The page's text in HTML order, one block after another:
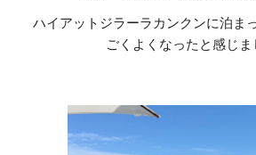
ハイアットジラーラカンクンに泊ま
ごくよくなったと感じま